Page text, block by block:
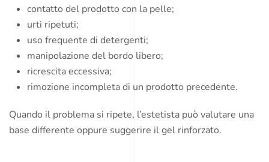
contatto del prodotto con la pelle;
urti ripetuti;
uso frequente di detergenti;
manipolazione del bordo libero;
ricrescita eccessiva;
rimozione incompleta di un prodotto precedente.
Quando il problema si ripete, l’estetista può valutare una
base differente oppure suggerire il gel rinforzato.